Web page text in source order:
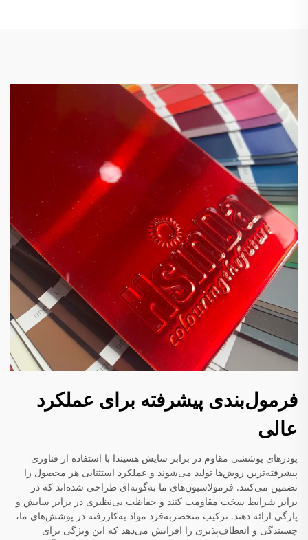
فرمول‌بندی پیشرفته برای عملکرد
عالی
پودرهای پوششی مقاوم در برابر سایش هسیندا با استفاده از فناوری
پیشرفته‌ترین روش‌ها تولید می‌شوند و عملکرد استثنایی هر محصول را
تضمین می‌کنند. فرمولاسیون‌های ما به‌گونه‌ای طراحی شده‌اند که در
برابر شرایط سخت مقاومت کنند و حفاظت بی‌نظیری در برابر سایش و
پارگی ارائه دهند. ترکیب منحصربه‌فرد مواد به‌کاررفته در پوشش‌های ما،
چسبندگی و انعطاف‌پذیری را افزایش می‌دهد که این ویژگی برای